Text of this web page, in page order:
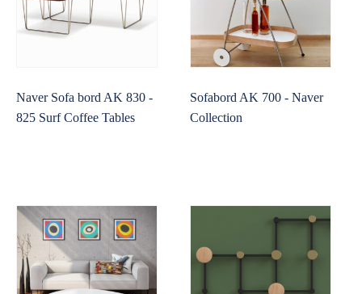
Naver Sofa bord AK 830 -
825 Surf Coffee Tables
Sofabord AK 700 - Naver
Collection